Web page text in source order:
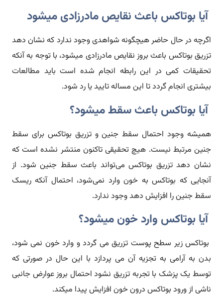
آیا بوتاکس باعث نقایص مادرزادی میشود
اگرچه در حال حاضر هیچگونه شواهدی وجود ندارد که نشان دهد
تزریق بوتاکس باعث بروز نقایص مادرزادی میشود، با توجه به آنکه
تحقیقات کمی در این رابطه انجام شده است باید مطالعات
بیشتری انجام گردد تا این مساله تایید یا رد شود.
آیا بوتاکس باعث سقط میشود؟
همیشه وجود احتمال سقط جنین و تزریق بوتاکس برای سقط
جنین مرتبط نیست. هیچ تحقیقی تاکنون منتشر نشده است که
نشان دهد تزریق بوتاکس می‌تواند باعث سقط جنین شود. از
آنجایی که بوتاکس به خون وارد نمی‌شود، احتمال آنکه ریسک
سقط جنین را افزایش دهد وجود ندارد.
آیا بوتاکس وارد خون میشود؟
بوتاکس زیر سطح پوست تزریق می گردد و وارد خون نمی شود،
بدن به آرامی به تجزیه آن می پردازد با این حال در صورتی که
توسط یک پزشک با تجربه تزریق نشود احتمال بروز عوارض جانبی
ناشی از ورود بوتاکس درون خون افزایش پیدا میکند.